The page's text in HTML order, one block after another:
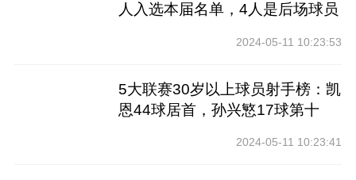
人入选本届名单，4人是后场球员
2024-05-11 10:23:53
5大联赛30岁以上球员射手榜：凯
恩44球居首，孙兴慜17球第十
2024-05-11 10:23:41